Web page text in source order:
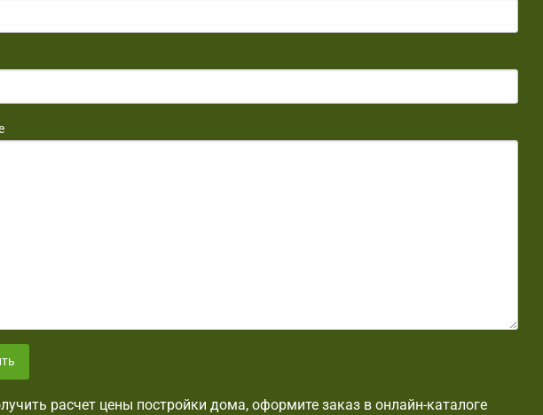
расчет цены постройки дома, оформите заказ в онлайн-каталоге